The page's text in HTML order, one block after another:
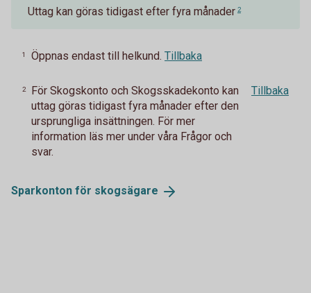
Uttag kan göras tidigast efter fyra månader 2
1 Öppnas endast till helkund. Tillbaka
2
För Skogskonto och Skogsskadekonto kan
uttag göras tidigast fyra månader efter den
ursprungliga insättningen. För mer
information läs mer under våra Frågor och
svar.
Tillbaka
Sparkonton för skogsägare